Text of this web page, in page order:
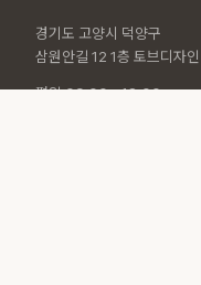
경기도 고양시 덕양구
삼원안길 12 1층 토브디자인
평일 09:00 - 18:00